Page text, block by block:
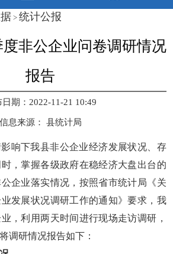
> 统计公报
非公企业问卷调研情况
报告
日期：2022-11-21 10:49
信息来源： 县统计局
响下我县非公企业经济发展状况、存
，掌握各级政府在稳经济大盘出台的
企业落实情况，按照省市统计局《关
发展状况调研工作的通知》要求，我
，利用两天时间进行现场走访调研，
调研情况报告如下：